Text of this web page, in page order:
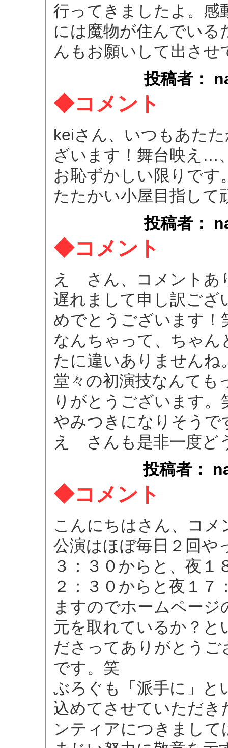
行ってきましたよ。感
には魔物が住んでいる
んもお願いして出さ
投稿者：
◆コメント
keiさん、いつもあた
ざいます！舞台映え…
お恥ずかしい限りです
たたかい小屋目指して
投稿者：
◆コメント
え さん、コメントあ
遅れまして申し訳ござ
めでとうございます！
なんちゃって、ちゃん
たに違いありませんね
堂々の初演技なんても
りがとうございます。
やみつきになりそうで
え さんも是非一度ど
投稿者：
◆コメント
こんにちはさん、コ
公演はほぼ毎日２回や
３：３０からと、夜１
２：３０からと夜１
ますのでホームペー
元を取れているか？と
ださってありがとう
です。笑
ぶろぐも「派手に」と
込めてさせていただ
ンティアにつきまし